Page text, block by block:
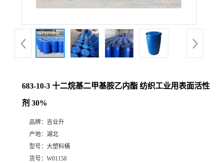
683-10-3 十二烷基二甲基胺乙内酯 纺织工业用表面活性
剂 30%
品牌： 吉业升
产地： 湖北
型号： 大塑料桶
货号： W01158